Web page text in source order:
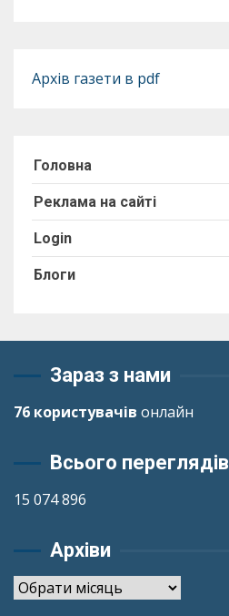
Архів газети в pdf
Головна
Реклама на сайті
Login
Блоги
Зараз з нами
76 користувачів онлайн
Всього переглядів
15 074 896
Архіви
Архіви